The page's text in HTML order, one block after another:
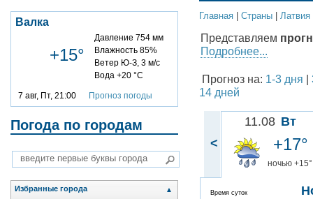
Валка
+15°
Давление 754 мм
Влажность 85%
Ветер Ю-З, 3 м/с
Вода +20 °C
7 авг, Пт, 21:00 Прогноз погоды
Погода по городам
Избранные города ▲
Главная Cтраны Латвия
Представляем
Подробнее...
Прогноз на: 1-3 дня
14 дней
<
11.08 Вт
+17°
ночью +15°
Время суток